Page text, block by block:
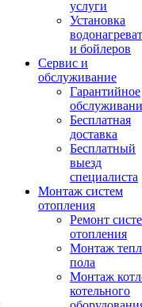
услуги
Установка
и бойлеров
Сервис и
обслуживание
Гарантийное
Бесплатная
доставка
Бесплатный
выезд
специалиста
Монтаж систем
отопления
Ремонт
отопления
Монтаж
пола
Монтаж
котельного